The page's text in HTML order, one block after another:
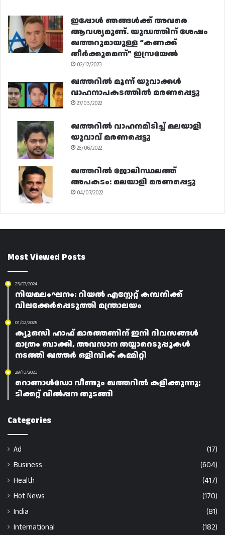
ഇപ്പോൾ ഞങ്ങൾക്ക് അവരെ
ആവശ്യമുണ്ട്. യുദ്ധത്തിന് ശേഷം
ഖത്തറുമായുള്ള “കണക്ക്
തീർക്കുമെന്ന്” ഇസ്രയേൽ
02/12/2023
ഖത്തറിൽ മൂന്ന് യുവാക്കൾ
വാഹനാപകടത്തിൽ മരണപ്പെട്ടു
27/03/2022
ഖത്തറിൽ വാഹനമിടിച്ച് മലയാളി
യുവാവ് മരണപ്പെട്ടു
26/06/2022
ഖത്തറിൽ ജോലിസ്ഥലത്ത്
അപകടം: മലയാളി മരണപ്പെട്ടു
04/07/2022
Most Viewed Posts
25/07/2024
നിയമലംഘനം: റിയൽ എസ്റ്റേറ്റ് കമ്പനിക്ക്
വിലക്കേർപ്പെടുത്തി മന്ത്രാലയം
01/02/2025
ക്യുഒസി ഹാഫ് മാരത്തണിന് ഇനി ദിവസങ്ങൾ
മാത്രം ബാക്കി, അവസാന തയ്യാറെടുപ്പുകൾ
നടത്തി ഖത്തർ ഒളിമ്പിക് കമ്മിറ്റി
29/10/2023
റൊണാൾഡോ വീണ്ടും ഖത്തറിൽ കളിക്കുന്നു;
ടിക്കറ്റ് വിൽപ്പന തുടങ്ങി
Categories
Ad
(17)
Business
(604)
Health
(417)
Hot News
(170)
India
(81)
International
(182)